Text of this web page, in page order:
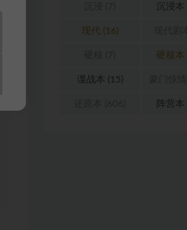
沉浸本
现代 (16)
硬核本
谍战本 (15)
阵营本